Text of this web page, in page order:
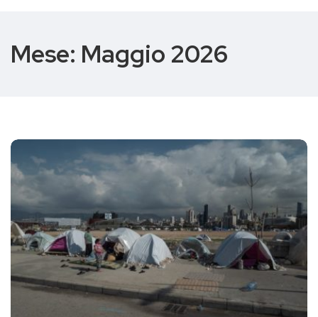
Mese: Maggio 2026